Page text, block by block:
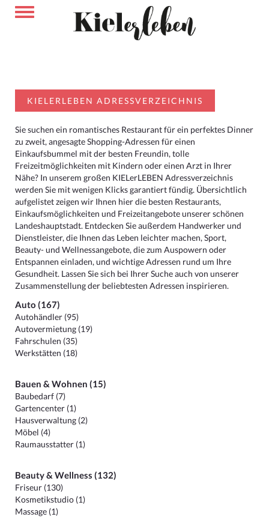
KIELERLEBEN ADRESSVERZEICHNIS
Sie suchen ein romantisches Restaurant für ein perfektes Dinner
zu zweit, angesagte Shopping-Adressen für einen
Einkaufsbummel mit der besten Freundin, tolle
Freizeitmöglichkeiten mit Kindern oder einen Arzt in Ihrer
Nähe? In unserem großen KIELerLEBEN Adressverzeichnis
werden Sie mit wenigen Klicks garantiert fündig. Übersichtlich
aufgelistet zeigen wir Ihnen hier die besten Restaurants,
Einkaufsmöglichkeiten und Freizeitangebote unserer schönen
Landeshauptstadt. Entdecken Sie außerdem Handwerker und
Dienstleister, die Ihnen das Leben leichter machen, Sport,
Beauty- und Wellnessangebote, die zum Auspowern oder
Entspannen einladen, und wichtige Adressen rund um Ihre
Gesundheit. Lassen Sie sich bei Ihrer Suche auch von unserer
Zusammenstellung der beliebtesten Adressen inspirieren.
Auto (167)
Autohändler (95)
Autovermietung (19)
Fahrschulen (35)
Werkstätten (18)
Bauen & Wohnen (15)
Baubedarf (7)
Gartencenter (1)
Hausverwaltung (2)
Möbel (4)
Raumausstatter (1)
Beauty & Wellness (132)
Friseur (130)
Kosmetikstudio (1)
Massage (1)